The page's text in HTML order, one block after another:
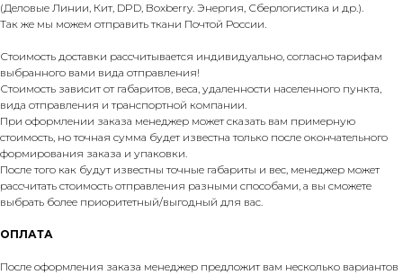
(Деловые Линии, Кит, DPD, Boxberry. Энергия, Сберлогистика и др.).
Так же мы можем отправить ткани Почтой России.
Стоимость доставки рассчитывается индивидуально, согласно тарифам
выбранного вами вида отправления!
Стоимость зависит от габаритов, веса, удаленности населенного пункта,
вида отправления и транспортной компании.
При оформлении заказа менеджер может сказать вам примерную
стоимость, но точная сумма будет известна только после окончательного
формирования заказа и упаковки.
После того как будут известны точные габариты и вес, менеджер может
рассчитать стоимость отправления разными способами, а вы сможете
выбрать более приоритетный/выгодный для вас.
ОПЛАТА
После оформления заказа менеджер предложит вам несколько вариантов